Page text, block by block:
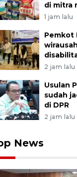
di mitra
1 jam lalu
Pemkot
2 jam lalu
Usulan
sudah
di DPR
2 jam lalu
News